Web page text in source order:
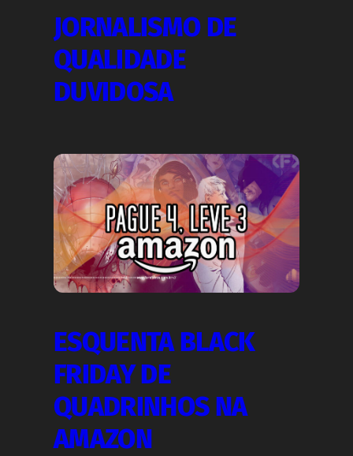
JORNALISMO DE
QUALIDADE
DUVIDOSA
ESQUENTA BLACK
FRIDAY DE
QUADRINHOS NA
AMAZON